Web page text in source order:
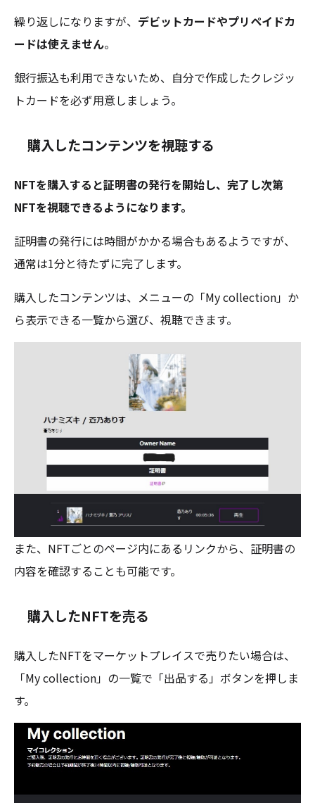
繰り返しになりますが、 デビットカードやプリペイドカ
ードは使えません。
銀行振込も利用できないため、自分で作成したクレジッ
トカードを必ず用意しましょう。
購入したコンテンツを視聴する
NFTを購入すると証明書の発行を開始し、完了し次第
NFTを視聴できるようになります。
証明書の発行には時間がかかる場合もあるようですが、
通常は1分と待たずに完了します。
購入したコンテンツは、メニューの「My collection」か
ら表示できる一覧から選び、視聴できます。
また、NFTごとのページ内にあるリンクから、証明書の
内容を確認することも可能です。
購入したNFTを売る
購入したNFTをマーケットプレイスで売りたい場合は、
「My collection」の一覧で「出品する」ボタンを押しま
す。